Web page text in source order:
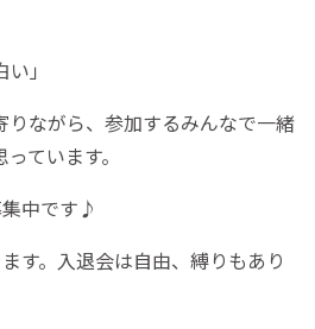
」
りながら、参加するみんなで一緒
ています。
中です♪
す。入退会は自由、縛りもあり